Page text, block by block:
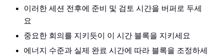
이러한 세션 전후에 준비 및 검토 시간을 버퍼로 두세
요
중요한 회의를 지키듯이 이 시간 블록을 지키세요
에너지 수준과 실제 완료 시간에 따라 블록을 조정하세